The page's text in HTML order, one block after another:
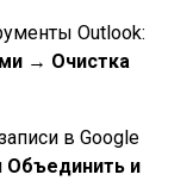
Outlook:
→ Очистка
в Google
Объединить и